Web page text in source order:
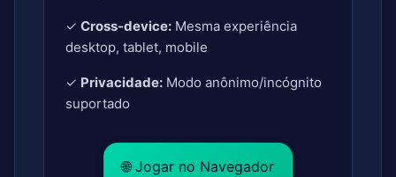
✓ Cross-device: Mesma experiência
desktop, tablet, mobile
✓ Privacidade: Modo anônimo/incógnito
suportado
🌐 Jogar no Navegador